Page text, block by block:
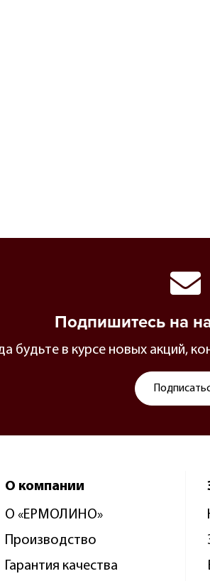
Подпишитесь на
будьте в курсе новых акций,
О компании
О «ЕРМОЛИНО»
Производство
Гарантия качества